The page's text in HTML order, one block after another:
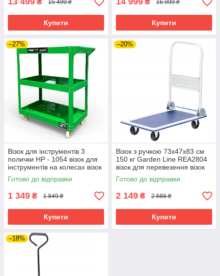
₴ 15 499 ₴
Купити
₴ 16 999 ₴
Купити
–27%
Візок для інструментів 3
полички HP - 1054 візок для
інструментів на колесах візок
інструментальний для
майстерень
Готово до відправки
1 349 ₴ 1 849 ₴
Купити
–20%
Візок з ручкою 73x47x83 см
150 кг Garden Line REA2804
візок для перевезення візок
металевий для торгівлі
Готово до відправки
2 149 ₴ 2 688 ₴
Купити
–18%